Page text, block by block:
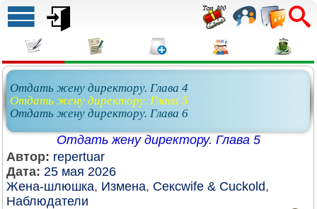
Отдать жену директору. Глава 4
Отдать жену директору. Глава 5
Отдать жену директору. Глава 6
Отдать жену директору. Глава 5
Автор: repertuar
Дата: 25 мая 2026
Жена-шлюшка, Измена, Сексwife & Cuckold,
Наблюдатели